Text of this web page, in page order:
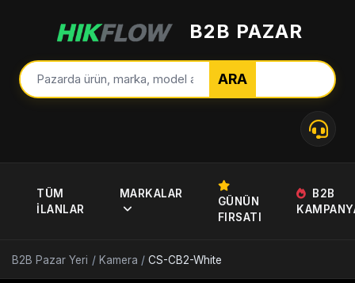
B2B PAZAR
ARA
TÜM
İLANLAR
MARKALAR
GÜNÜN
FIRSATI
B2B
B2B Pazar Yeri / Kamera / CS-CB2-White